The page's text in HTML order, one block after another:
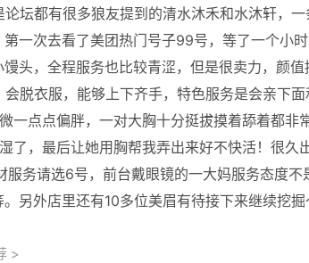
坛都有很多狼友提到的清水沐禾和水沐轩，
一次去看了美团热门号子99号，等了一个小
头，全程服务也比较青涩，但是很卖力，颜
脱衣服，能够上下齐手，特色服务是会亲下
一点点偏胖，一对大胸十分挺拔摸着舔着都非
了，最后让她用胸帮我弄出来好不快活！很久
务请选6号，前台戴眼镜的一大妈服务态度不
另外店里还有10多位美眉有待接下来继续挖掘
>